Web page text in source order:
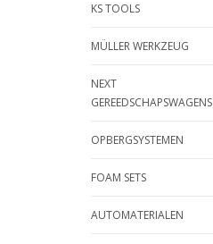
KS TOOLS
MÜLLER WERKZEUG
NEXT
GEREEDSCHAPSWAGENS
OPBERGSYSTEMEN
FOAM SETS
AUTOMATERIALEN